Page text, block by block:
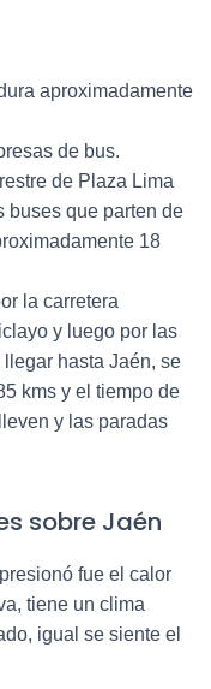
aproximadamente
de bus.
de Plaza Lima
buses que parten de
18
la carretera
y luego por las
hasta Jaén, se
kms y el tiempo de
y las paradas
sobre Jaén
fue el calor
tiene un clima
igual se siente el